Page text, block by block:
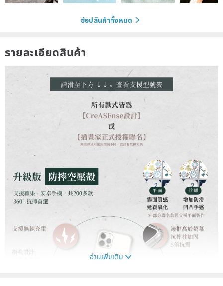
ช้อปสินค้าทั้งหมด
รายละเอียดสินค้า
อ่านเพิ่มเติม